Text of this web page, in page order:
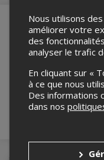
Merci de
Nous utilisons
améliorer votre
des
analyser le trafic
En cliquant sur «
à ce que nous
Des informations
dans nos